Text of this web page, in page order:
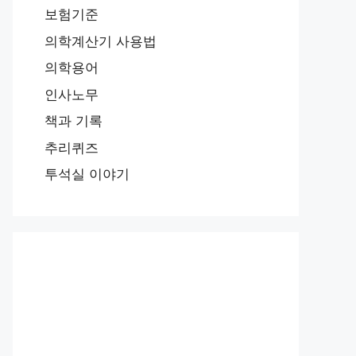
보험기준
의학계산기 사용법
의학용어
인사노무
책과 기록
추리퀴즈
투석실 이야기